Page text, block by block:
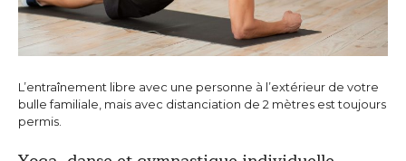
L’entraînement libre avec une personne à l’extérieur de votre
bulle familiale, mais avec distanciation de 2 mètres est toujours
permis.